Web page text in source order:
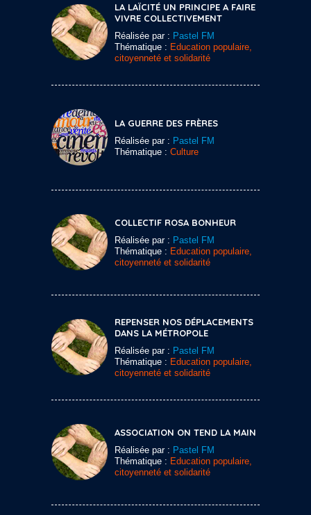
LA LAÏCITÉ UN PRINCIPE A FAIRE
VIVRE COLLECTIVEMENT
Réalisée par : Pastel FM
Thématique : Education populaire,
citoyenneté et solidarité
LA GUERRE DES FRÈRES
Réalisée par : Pastel FM
Thématique : Culture
COLLECTIF ROSA BONHEUR
Réalisée par : Pastel FM
Thématique : Education populaire,
citoyenneté et solidarité
REPENSER NOS DÉPLACEMENTS
DANS LA MÉTROPOLE
Réalisée par : Pastel FM
Thématique : Education populaire,
citoyenneté et solidarité
ASSOCIATION ON TEND LA MAIN
Réalisée par : Pastel FM
Thématique : Education populaire,
citoyenneté et solidarité